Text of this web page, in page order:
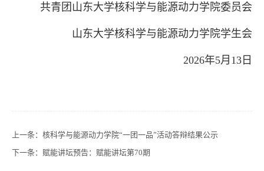
共青团山东大学核科学与能源动力学院委员会
山东大学核科学与能源动力学院学生会
2026年5月 13 日
上一条： 核科学与能源动力学院“一团一品”活动答辩结果公示
下一条： 赋能讲坛预告：赋能讲坛第70期